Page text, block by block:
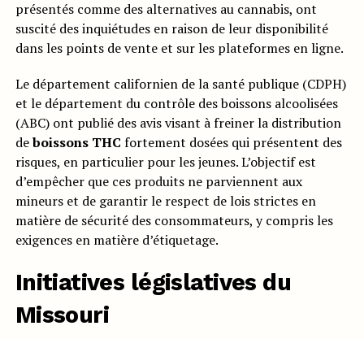
présentés comme des alternatives au cannabis, ont
suscité des inquiétudes en raison de leur disponibilité
dans les points de vente et sur les plateformes en ligne.
Le département californien de la santé publique (CDPH)
et le département du contrôle des boissons alcoolisées
(ABC) ont publié des avis visant à freiner la distribution
deboissons THC fortement dosées qui présentent des
risques, en particulier pour les jeunes. L’objectif est
d’empêcher que ces produits ne parviennent aux
mineurs et de garantir le respect de lois strictes en
matière de sécurité des consommateurs, y compris les
exigences en matière d’étiquetage.
Initiatives législatives du
Missouri